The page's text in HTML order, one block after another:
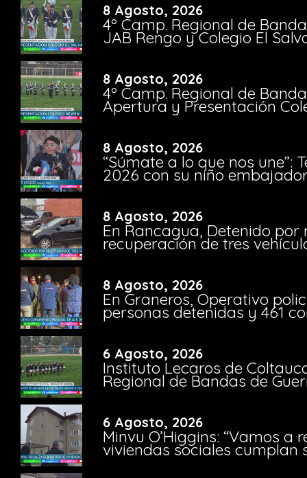
8 Agosto, 2026
4º Camp. Regional de
JAB Rengo y Colegio El
8 Agosto, 2026
4º Camp. Regional de
Apertura y Presentación
8 Agosto, 2026
“Súmate a lo que nos une”:
2026 con su niño
8 Agosto, 2026
En Rancagua, Detenido por
recuperación de tres
8 Agosto, 2026
En Graneros, Operativo
personas detenidas y 461
6 Agosto, 2026
Instituto Lecaros de
Regional de Bandas de
6 Agosto, 2026
Minvu O’Higgins: “Vamos a
viviendas sociales cumplan